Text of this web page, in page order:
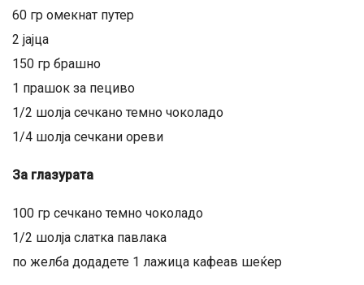
60 гр омекнат путер
2 јајца
150 гр брашно
1 прашок за пециво
1/2 шолја сечкано темно чоколадо
1/4 шолја сечкани ореви
За глазурата
100 гр сечкано темно чоколадо
1/2 шолја слатка павлака
по желба додадете 1 лажица кафеав шеќер